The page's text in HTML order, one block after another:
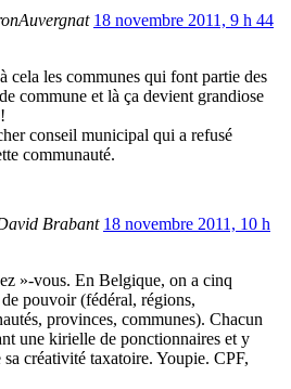
18 novembre 2011, 9 h 44
cela les communes qui font partie des
commune et là ça devient grandiose
conseil municipal qui a refusé
communauté.
Brabant 18 novembre 2011, 10 h
»-vous. En Belgique, on a cinq
pouvoir (fédéral, régions,
provinces, communes). Chacun
une kirielle de ponctionnaires et y
sa créativité taxatoire. Youpie. CPF,